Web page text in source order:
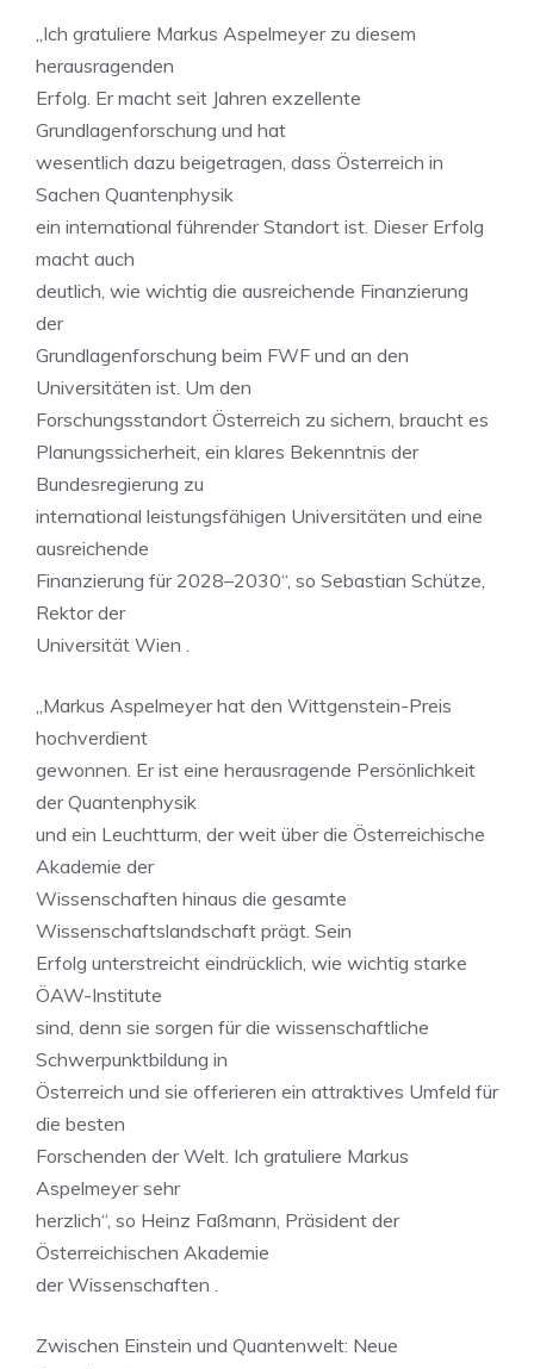
„Ich gratuliere Markus Aspelmeyer zu diesem
herausragenden
Erfolg. Er macht seit Jahren exzellente
Grundlagenforschung und hat
wesentlich dazu beigetragen, dass Österreich in
Sachen Quantenphysik
ein international führender Standort ist. Dieser Erfolg
macht auch
deutlich, wie wichtig die ausreichende Finanzierung
der
Grundlagenforschung beim FWF und an den
Universitäten ist. Um den
Forschungsstandort Österreich zu sichern, braucht es
Planungssicherheit, ein klares Bekenntnis der
Bundesregierung zu
international leistungsfähigen Universitäten und eine
ausreichende
Finanzierung für 2028–2030“, so Sebastian Schütze,
Rektor der
Universität Wien .
„Markus Aspelmeyer hat den Wittgenstein-Preis
hochverdient
gewonnen. Er ist eine herausragende Persönlichkeit
der Quantenphysik
und ein Leuchtturm, der weit über die Österreichische
Akademie der
Wissenschaften hinaus die gesamte
Wissenschaftslandschaft prägt. Sein
Erfolg unterstreicht eindrücklich, wie wichtig starke
ÖAW-Institute
sind, denn sie sorgen für die wissenschaftliche
Schwerpunktbildung in
Österreich und sie offerieren ein attraktives Umfeld für
die besten
Forschenden der Welt. Ich gratuliere Markus
Aspelmeyer sehr
herzlich“, so Heinz Faßmann, Präsident der
Österreichischen Akademie
der Wissenschaften .
Zwischen Einstein und Quantenwelt: Neue